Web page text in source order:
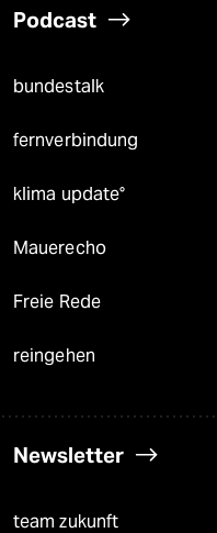
Podcast
bundestalk
fernverbindung
klima update°
Mauerecho
Freie Rede
reingehen
Newsletter
team zukunft